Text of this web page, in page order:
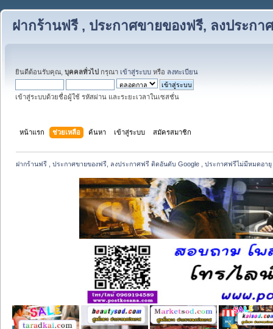
ฝากร้านฟรี , ประกาศขายของฟรี, ลงประก
ยินดีต้อนรับคุณ, บุคคลทั่วไป กรุณา เข้าสู่ระบบ หรือ ลงทะเบียน
เข้าสู่ระบบด้วยชื่อผู้ใช้ รหัสผ่าน และระยะเวลาในเซสชั่น
หน้าแรก ช่วยเหลือ ค้นหา เข้าสู่ระบบ สมัครสมาชิก
ฝากร้านฟรี , ประกาศขายของฟรี, ลงประกาศฟรี ติดอันดับ Google , ประกาศฟรีไม่มีหมดอายุ